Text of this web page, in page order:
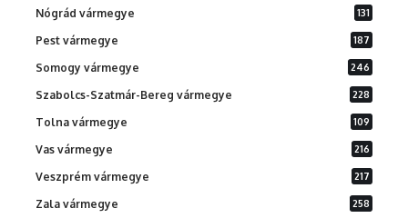
Nógrád vármegye 131
Pest vármegye 187
Somogy vármegye 246
Szabolcs-Szatmár-Bereg vármegye 228
Tolna vármegye 109
Vas vármegye 216
Veszprém vármegye 217
Zala vármegye 258